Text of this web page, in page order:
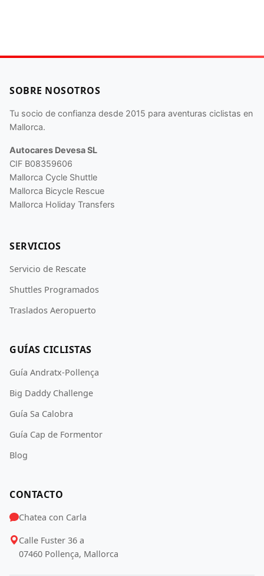
SOBRE NOSOTROS
Tu socio de confianza desde 2015 para aventuras ciclistas en
Mallorca.
Autocares Devesa SL
CIF B08359606
Mallorca Cycle Shuttle
Mallorca Bicycle Rescue
Mallorca Holiday Transfers
SERVICIOS
Servicio de Rescate
Shuttles Programados
Traslados Aeropuerto
GUÍAS CICLISTAS
Guía Andratx-Pollença
Big Daddy Challenge
Guía Sa Calobra
Guía Cap de Formentor
Blog
CONTACTO
Chatea con Carla
Calle Fuster 36 a
07460 Pollença, Mallorca